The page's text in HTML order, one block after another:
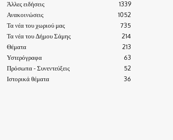
Άλλες ειδήσεις
1339
Ανακοινώσεις
1052
Τα νέα του χωριού μας
735
Τα νέα του Δήμου Σάμης
214
Θέματα
213
Υστερόγραφα
63
Πρόσωπα - Συνεντεύξεις
52
Ιστορικά θέματα
36